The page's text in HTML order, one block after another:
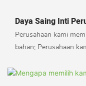
tembakau ketujuh di
Daya Saing Inti
Perusahaan kami
bahan; Perusahaan
perusahaan di seluruh